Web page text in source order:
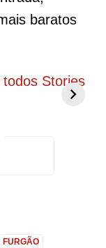
baratos
Stories
FURGÃO